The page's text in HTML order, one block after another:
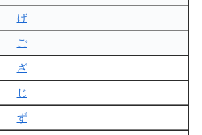
げ
ご
ざ
じ
ず